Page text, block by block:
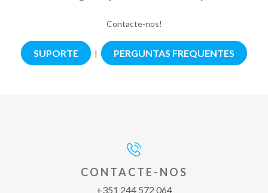
Contacte-nos!
SUPORTE | PERGUNTAS FREQUENTES
CONTACTE-NOS
+351 244 572 064